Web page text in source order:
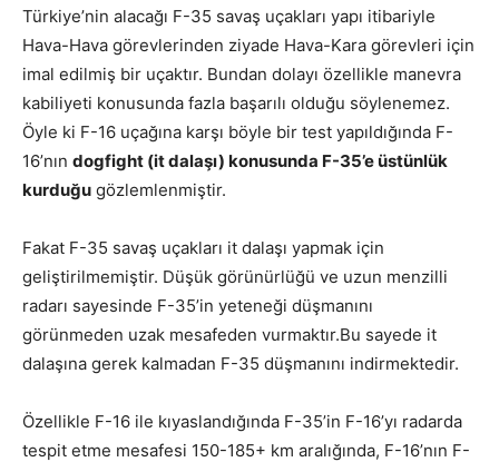
Türkiye’nin alacağı F-35 savaş uçakları yapı itibariyle
Hava-Hava görevlerinden ziyade Hava-Kara görevleri için
imal edilmiş bir uçaktır. Bundan dolayı özellikle manevra
kabiliyeti konusunda fazla başarılı olduğu söylenemez.
Öyle ki F-16 uçağına karşı böyle bir test yapıldığında F-
16’nın dogfight (it dalaşı) konusunda F-35’e üstünlük
kurduğu gözlemlenmiştir.
Fakat F-35 savaş uçakları it dalaşı yapmak için
geliştirilmemiştir. Düşük görünürlüğü ve uzun menzilli
radarı sayesinde F-35’in yeteneği düşmanını
görünmeden uzak mesafeden vurmaktır.Bu sayede it
dalaşına gerek kalmadan F-35 düşmanını indirmektedir.
Özellikle F-16 ile kıyaslandığında F-35’in F-16’yı radarda
tespit etme mesafesi 150-185+ km aralığında, F-16’nın F-